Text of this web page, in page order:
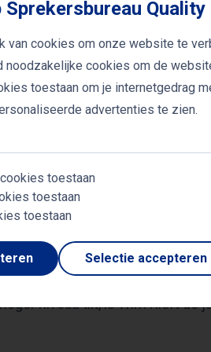
zijn collega bij Ziggo Sport,
krijgen om in contact te
over vertelt.
inspirerend, en het zal
spreker is dan ook de perfecte
voetbalanalyticus; hij is een
Zijn eerlijkheid en oprechtheid
Of het nu gaat over
zijn publiek te boeien en te
niveau tilt, is Wim Kieft de
Sprekersbureau
van cookies om onze website te
noodzakelijke cookies om de
toestaan om je internetgedrag
advertenties te zien.
toestaan
toestaan
toestaan
Selectie accepteren